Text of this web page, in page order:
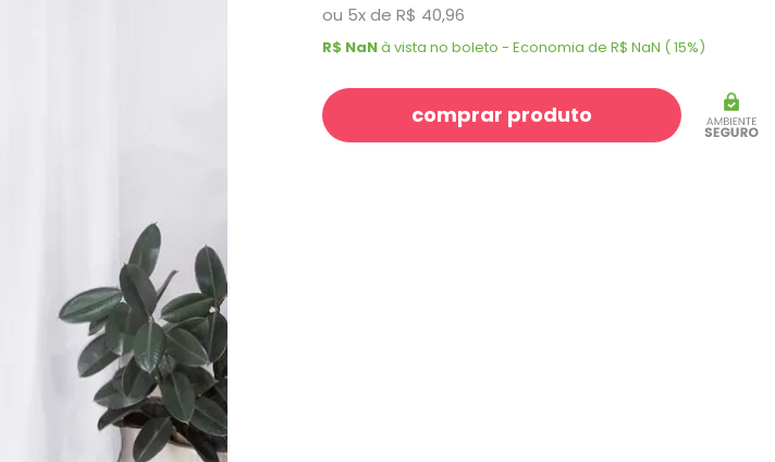
ou 5xde R$ 40,96
R$ NaNà vista no boleto - Economia de R$ NaN ( 15%)
comprar produto